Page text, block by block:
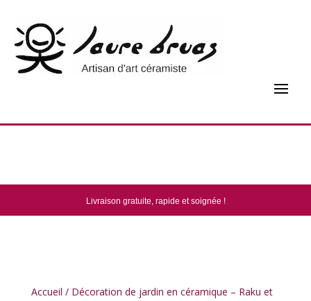
Livraison gratuite, rapide et soignée !
Accueil / Décoration de jardin en céramique – Raku et